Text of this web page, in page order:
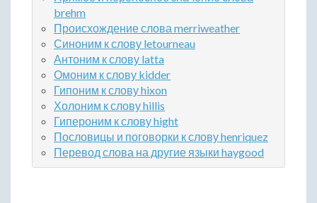
brehm
Происхождение слова merriweather
Синоним к слову letourneau
Антоним к слову latta
Омоним к слову kidder
Гипоним к слову hixon
Холоним к слову hillis
Гипероним к слову hight
Пословицы и поговорки к слову henriquez
Перевод слова на другие языки haygood